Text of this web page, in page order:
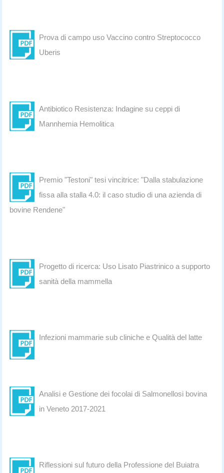
Prova di campo uso Vaccino contro Streptococco
Uberis
Antibiotico Resistenza: Indagine su ceppi di
Mannhemia Hemolitica
Premio "Testoni" tesi vincitrice: "Dalla stabulazione
fissa alla stalla 4.0: il caso studio di una azienda di
bovine Rendene"
Progetto di ricerca: Uso Lisato Piastrinico a supporto
sanità della mammella
Infezioni mammarie sub cliniche e Qualità del latte
Analisi e Gestione dei focolai di Salmonellosi bovina
in Veneto 2017-2021
Riflessioni sul futuro della Professione del Buiatra